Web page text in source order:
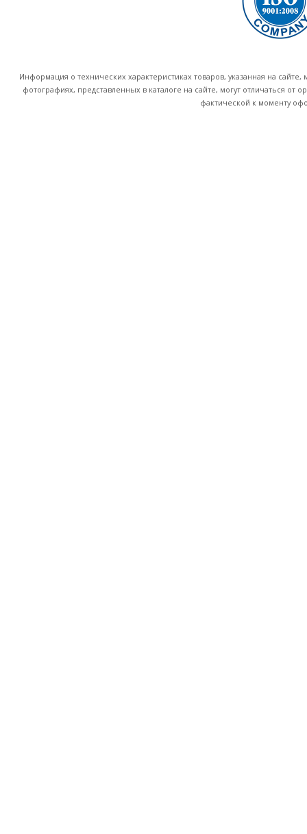
Информация о технических характеристиках товаров, указанная на
фотографиях, представленных в каталоге на сайте, могут отличаться от
фактической к моменту